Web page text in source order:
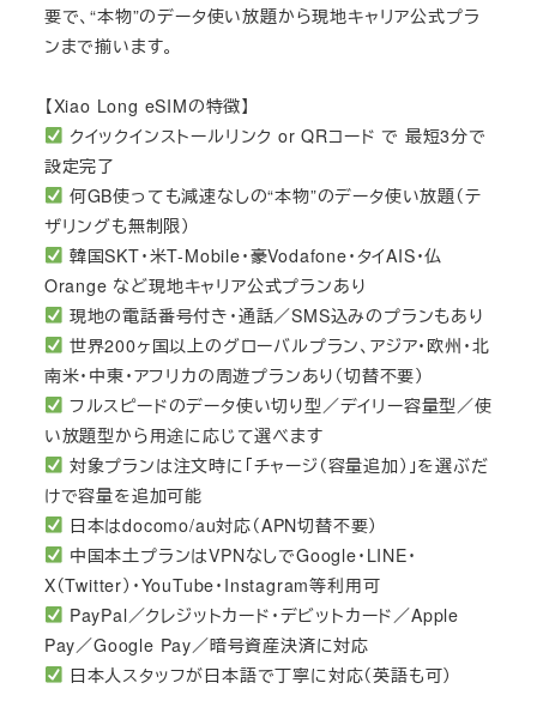
要で、“本物”のデータ使い放題から現地キャリア公式プラ
ンまで揃います。
【Xiao Long eSIMの特徴】
クイックインストールリンク or QRコード で 最短3分で
設定完了
何GB使っても減速なしの“本物”のデータ使い放題（テ
ザリングも無制限）
韓国SKT・米T-Mobile・豪Vodafone・タイAIS・仏
Orange など現地キャリア公式プランあり
現地の電話番号付き・通話／SMS込みのプランもあり
世界200ヶ国以上のグローバルプラン、アジア・欧州・北
南米・中東・アフリカの周遊プランあり（切替不要）
フルスピードのデータ使い切り型／デイリー容量型／使
い放題型から用途に応じて選べます
対象プランは注文時に「チャージ（容量追加）」を選ぶだ
けで容量を追加可能
日本はdocomo/au対応（APN切替不要）
中国本土プランはVPNなしでGoogle・LINE・
X（Twitter）・YouTube・Instagram等利用可
PayPal／クレジットカード・デビットカード／Apple
Pay／Google Pay／暗号資産決済に対応
日本人スタッフが日本語で丁寧に対応（英語も可）